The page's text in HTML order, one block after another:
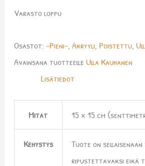
Varasto loppu
Osastot: -Pieni-, Akryyli, Poistettu,
Avainsana tuotteelle Ulla Kauhanen
Lisätiedot
Mitat 15 × 15 cm
Kehystys
Tuote on sellaisenaan
ripustettavaksi eikä